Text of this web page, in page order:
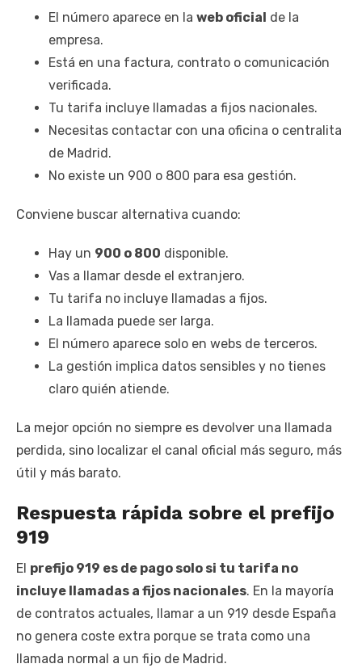
El número aparece en la web oficial de la
empresa.
Está en una factura, contrato o comunicación
verificada.
Tu tarifa incluye llamadas a fijos nacionales.
Necesitas contactar con una oficina o centralita
de Madrid.
No existe un 900 o 800 para esa gestión.
Conviene buscar alternativa cuando:
Hay un 900 o 800 disponible.
Vas a llamar desde el extranjero.
Tu tarifa no incluye llamadas a fijos.
La llamada puede ser larga.
El número aparece solo en webs de terceros.
La gestión implica datos sensibles y no tienes
claro quién atiende.
La mejor opción no siempre es devolver una llamada
perdida, sino localizar el canal oficial más seguro, más
útil y más barato.
Respuesta rápida sobre el prefijo
919
El prefijo 919 es de pago solo si tu tarifa no
incluye llamadas a fijos nacionales. En la mayoría
de contratos actuales, llamar a un 919 desde España
no genera coste extra porque se trata como una
llamada normal a un fijo de Madrid.